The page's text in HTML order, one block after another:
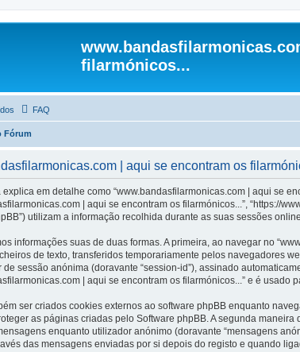
filarmónicos...
FAQ
Fórum
| aqui se encontram os
explica em detalhe como “www.bandasfilarmonicas.com | aqui se
| aqui se encontram os filarmónicos...”, “https://
utilizam a informação recolhida durante as suas sessões
informações suas de duas formas. A primeira, ao navegar no
de texto, transferidos temporariamente pelos navegadores
de sessão anónima (doravante “session-id”), assinado
| aqui se encontram os filarmónicos...” e é
ser criados cookies externos ao software phpBB enquanto
as páginas criadas pelo Software phpBB. A segunda
enquanto utilizador anónimo (doravante “mensagens
das mensagens enviadas por si depois do registo e quando